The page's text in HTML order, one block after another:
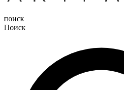
поиск
Поиск